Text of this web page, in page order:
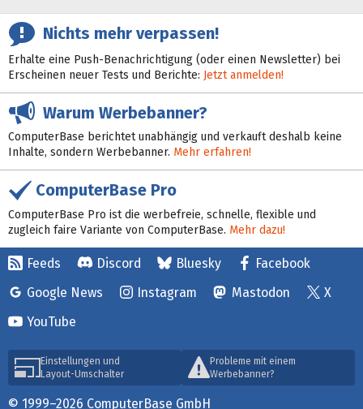
Nichts mehr verpassen!
Erhalte eine Push-Benachrichtigung (oder einen Newsletter) bei
Erscheinen neuer Tests und Berichte: Jetzt anmelden!
Warum Werbebanner?
ComputerBase berichtet unabhängig und verkauft deshalb keine
Inhalte, sondern Werbebanner. Mehr erfahren!
ComputerBase Pro
ComputerBase Pro ist die werbefreie, schnelle, flexible und
zugleich faire Variante von ComputerBase. Mehr dazu!
Feeds Discord Bluesky
Facebook
Google News
Instagram Mastodon
X
YouTube
Einstellungen und
Layout-Umschalter
Probleme mit einem
Werbebanner?
© 1999–2026 ComputerBase GmbH